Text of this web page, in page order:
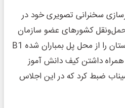
سخنرانی تصویری خود در
کشورهای عضو سازمان
همکاری شانگهای در قرقیزستان را از محل پل بمباران شده B1
همراه داشتن کیف دانش آموز
ضبط کرد که در این اجلاس